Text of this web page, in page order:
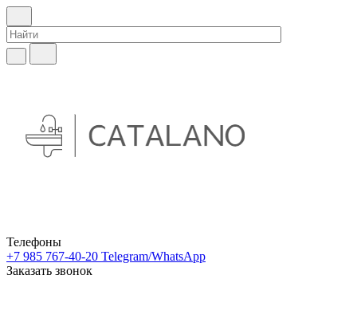
Телефоны
+7 985 767-40-20 Telegram/WhatsApp
Заказать звонок